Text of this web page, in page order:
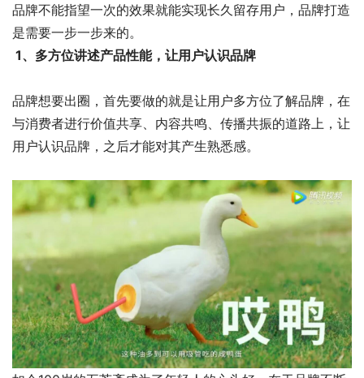
品牌不能指望一次的效果就能实现长久留存用户，品牌打造
是需要一步一步来的。
1、多方位讲述产品性能，让用户认识品牌
品牌想要出圈，首先要做的就是让用户多方位了解品牌，在
与消费者进行价值共享、内容共鸣、传播共振的道路上，让
用户认识品牌，之后才能对其产生熟悉感。